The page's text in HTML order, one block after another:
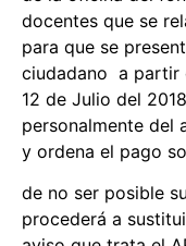
docentes que se
para que se
ciudadano a partir
12 de Julio del
personalmente del
y ordena el pago
de no ser posible
procederá a